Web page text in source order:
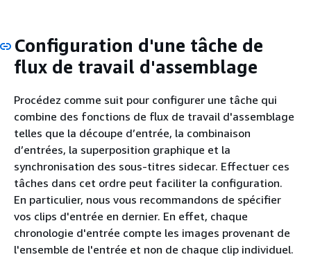
Configuration d'une tâche de
flux de travail d'assemblage
Procédez comme suit pour configurer une tâche qui
combine des fonctions de flux de travail d'assemblage
telles que la découpe d’entrée, la combinaison
d’entrées, la superposition graphique et la
synchronisation des sous-titres sidecar. Effectuer ces
tâches dans cet ordre peut faciliter la configuration.
En particulier, nous vous recommandons de spécifier
vos clips d'entrée en dernier. En effet, chaque
chronologie d'entrée compte les images provenant de
l'ensemble de l'entrée et non de chaque clip individuel.